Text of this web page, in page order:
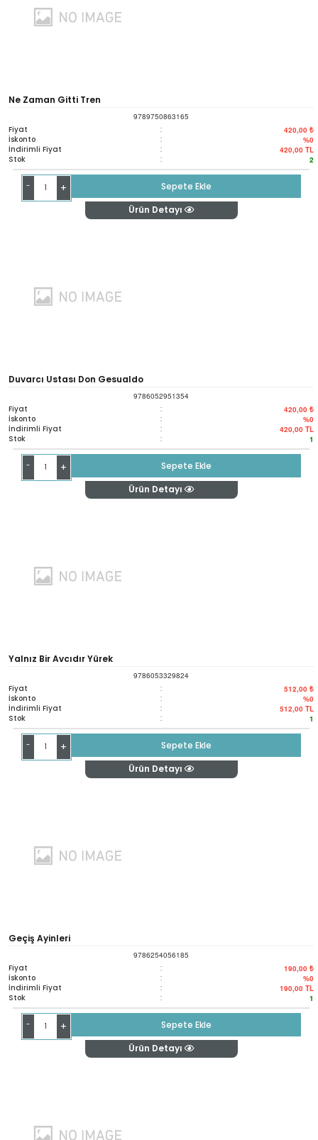
Ne Zaman Gitti Tren
9789750863165
Fiyat : 420,00 ₺
İskonto : %0
İndirimli Fiyat : 420,00 TL
Stok : 2
- +
Sepete Ekle
Ürün Detayı
Duvarcı Ustası Don Gesualdo
9786052951354
Fiyat : 420,00 ₺
İskonto : %0
İndirimli Fiyat : 420,00 TL
Stok : 1
- +
Sepete Ekle
Ürün Detayı
Yalnız Bir Avcıdır Yürek
9786053329824
Fiyat : 512,00 ₺
İskonto : %0
İndirimli Fiyat : 512,00 TL
Stok : 1
- +
Sepete Ekle
Ürün Detayı
Geçiş Ayinleri
9786254056185
Fiyat : 190,00 ₺
İskonto : %0
İndirimli Fiyat : 190,00 TL
Stok : 1
- +
Sepete Ekle
Ürün Detayı